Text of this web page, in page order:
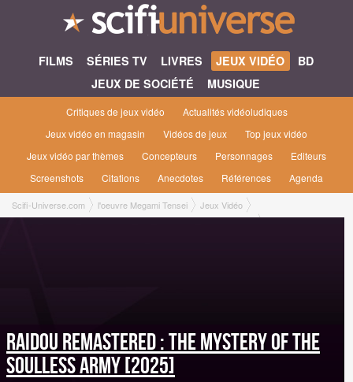
FILMS SÉRIES TV LIVRES JEUX VIDÉO
BD
JEUX DE SOCIÉTÉ
MUSIQUE
Critiques de jeux vidéo
Actualités vidéoludiques
Jeux vidéo en magasin
Vidéos de jeux
Top jeux vidéo
Jeux vidéo par thèmes
Concepteurs Personnages
Editeurs
Screenshots
Citations Anecdotes Références Agenda
Scifi-Universe.com l'oeuvre Megami Tensei
Jeux Vidéo
Raidou Remastered : The Mystery of The Soulless Army [2025]
Raidou Remastered : The Mystery of The
Soulless Army [2025]